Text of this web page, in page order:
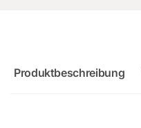
Produktbeschreibung